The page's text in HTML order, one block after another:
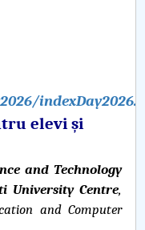
elevi și
and Technology
University Centre,
and Computer